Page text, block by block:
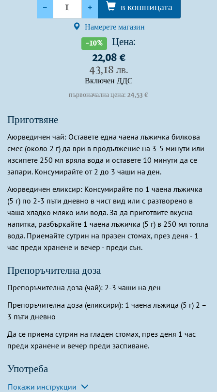
- + в кошницата
Намерете магазин
-10%
Цена:
22,08 €
43,18 лв.
Включен ДДС
първоначална цена: 24,53 €
Приготвяне
Аюрведичен чай: Оставете една чаена лъжичка билкова
смес (около 2 г) да ври в продължение на 3-5 минути или
изсипете 250 мл вряла вода и оставете 10 минути да се
запари. Консумирайте от 2 до 3 чаши на ден.
Аюрведичен еликсир: Консумирайте по 1 чаена лъжичка
(5 г) по 2-3 пъти дневно в чист вид или с разтворено в
чаша хладко мляко или вода. За да приготвите вкусна
напитка, разбъркайте 1 чаена лъжичка (5 г) в 250 мл топла
вода. Приемайте сутрин на празен стомах, през деня - 1
час преди хранене и вечер - преди сън.
Препоръчителна доза
Препоръчителна доза (чай): 2-3 чаши на ден
Препоръчителна доза (еликсири): 1 чаена лъжица (5 г) 2 –
3 пъти дневно
Да се приема сутрин на гладен стомах, през деня 1 час
преди хранене и вечер преди заспиване.
Употреба
Покажи инструкции